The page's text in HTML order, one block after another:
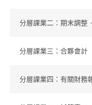
分層課業二：期末調整
分層課業三：合夥會計
分層課業四：有關財務